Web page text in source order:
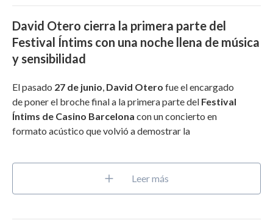
David Otero cierra la primera parte del
Festival Íntims con una noche llena de música
y sensibilidad
El pasado 27 de junio, David Otero fue el encargado
de poner el broche final a la primera parte del Festival
Íntims de Casino Barcelona con un concierto en
formato acústico que volvió a demostrar la
Leer más